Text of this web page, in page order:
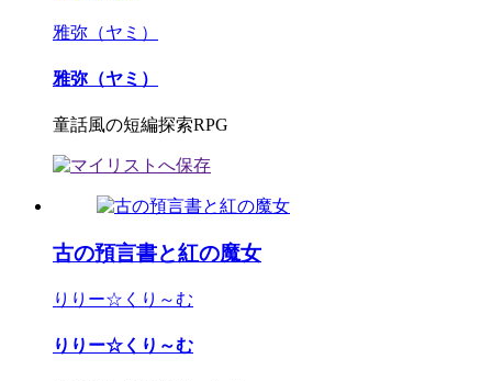
雅弥（ヤミ）
雅弥（ヤミ）
童話風の短編探索RPG
古の預言書と紅の魔女
りりー☆くり～む
りりー☆くり～む